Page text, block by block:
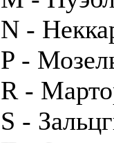
N -
P -
R -
S -